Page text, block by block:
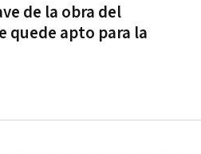
de la obra del
quede apto para la